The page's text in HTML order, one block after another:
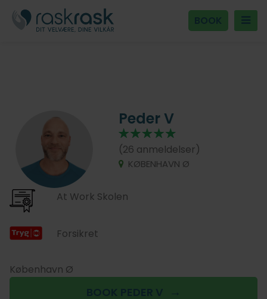
BOOK
Peder V
(26 anmeldelser)
KØBENHAVN Ø
At Work Skolen
Forsikret
København Ø
BOOK PEDER V